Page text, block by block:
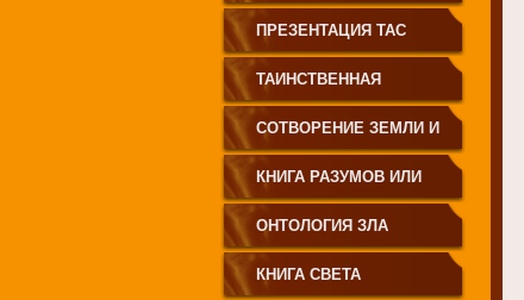
ПРЕЗЕНТАЦИЯ ТАС
ТАИНСТВЕННАЯ
СИБИРЬ
СОТВОРЕНИЕ ЗЕМЛИ И
ЕЁ ЖИТЕЛЕЙ
КНИГА РАЗУМОВ ИЛИ
ПОЛЕЙ
ОНТОЛОГИЯ ЗЛА
КНИГА СВЕТА